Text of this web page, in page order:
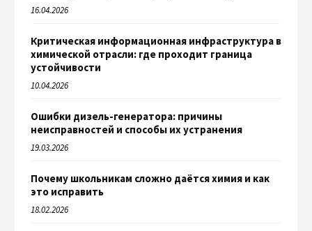
16.04.2026
Критическая информационная инфраструктура в
химической отрасли: где проходит граница
устойчивости
10.04.2026
Ошибки дизель-генератора: причины
неисправностей и способы их устранения
19.03.2026
Почему школьникам сложно даётся химия и как
это исправить
18.02.2026